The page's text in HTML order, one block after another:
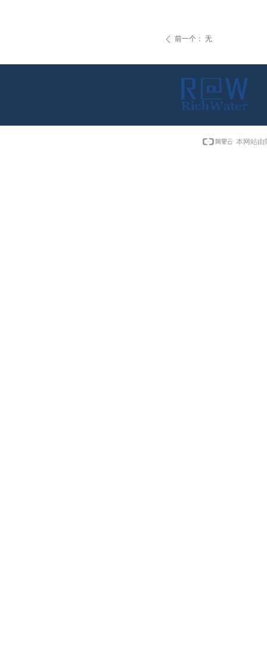
ꄴ 前一个： 无
本网站由